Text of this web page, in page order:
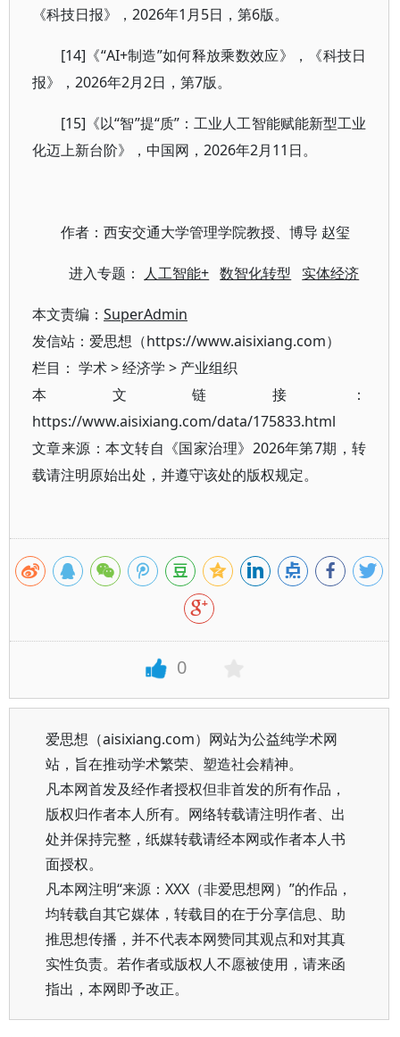
《科技日报》，2026年1月5日，第6版。
[14]《“AI+制造”如何释放乘数效应》，《科技日
报》，2026年2月2日，第7版。
[15]《以“智”提“质”：工业人工智能赋能新型工业
化迈上新台阶》，中国网，2026年2月11日。
作者：西安交通大学管理学院教授、博导 赵玺
进入专题： 人工智能+ 数智化转型 实体经济
本文责编： SuperAdmin
发信站：爱思想（https://www.aisixiang.com）
栏目： 学术>经济学 > 产业组织
本文链接：
https://www.aisixiang.com/data/175833.html
文章来源：本文转自《国家治理》2026年第7期，转
载请注明原始出处，并遵守该处的版权规定。
0
爱思想（aisixiang.com）网站为公益纯学术网
站，旨在推动学术繁荣、塑造社会精神。
凡本网首发及经作者授权但非首发的所有作品，
版权归作者本人所有。网络转载请注明作者、出
处并保持完整，纸媒转载请经本网或作者本人书
面授权。
凡本网注明“来源：XXX（非爱思想网）”的作品，
均转载自其它媒体，转载目的在于分享信息、助
推思想传播，并不代表本网赞同其观点和对其真
实性负责。若作者或版权人不愿被使用，请来函
指出，本网即予改正。